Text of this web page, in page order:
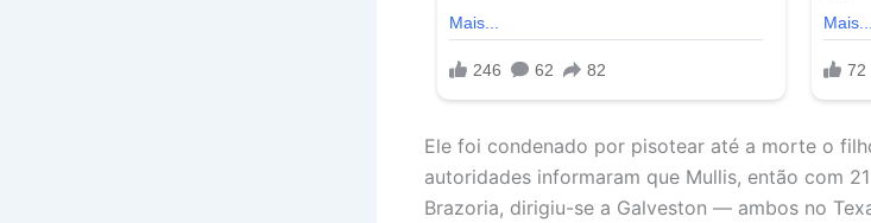
Ele foi condenado por pisotear até a morte o
autoridades informaram que Mullis, então com
Brazoria, dirigiu-se a Galveston — ambos no